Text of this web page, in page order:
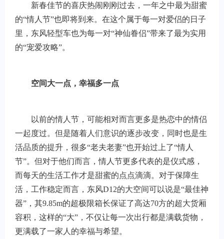
新春佳节的喜庆热闹刚刚过去，一年之中最为甜蜜
的“情人节”也即将到来。在这个属于每一对爱侣的日子
里，东风轻型车也为每一对“神仙眷侣”带来了最为实用
的“宠爱攻略”。
空间大一点，幸福多一点
以前的情人节，可能相对而言更多是热恋中的情侣
一起度过。但是随着人们意识的逐步改变，同时也是生
活品质的提升，很多“老夫老妻”也开始过上了“情人
节”。但对于他们而言，情人节更多代表的是仪式感，
而每天的生活工作才是甜蜜的点点滴滴。对于保障生
活，工作稳定而言，东风D12的大空间可以说是“最佳神
器”，其9.85m的超极限箱长保证了高达70方的超大货厢
容积，这样的“大”，不仅让每一次出行都是满载货物，
更满载了一家人的幸福与希望。